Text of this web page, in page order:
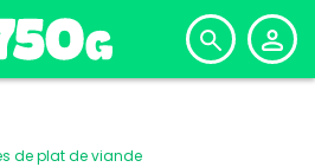
de plat de viande